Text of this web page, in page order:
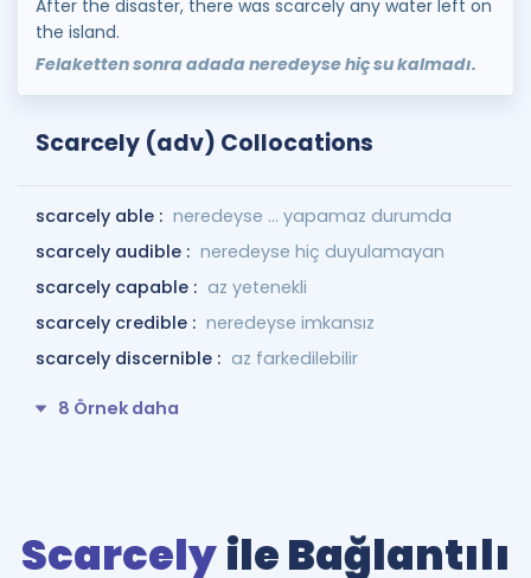
After the disaster, there was scarcely any water left on
the island.
Felaketten sonra adada neredeyse hiç su kalmadı.
Scarcely (adv) Collocations
scarcely able : neredeyse ... yapamaz durumda
scarcely audible : neredeyse hiç duyulamayan
scarcely capable : az yetenekli
scarcely credible : neredeyse imkansız
scarcely discernible : az farkedilebilir
8 Örnek daha
Scarcelyile Bağlantılı